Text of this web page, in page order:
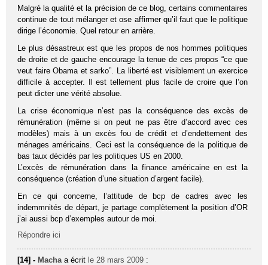
Malgré la qualité et la précision de ce blog, certains commentaires
continue de tout mélanger et ose affirmer qu’il faut que le politique
dirige l’économie. Quel retour en arrière.
Le plus désastreux est que les propos de nos hommes politiques
de droite et de gauche encourage la tenue de ces propos “ce que
veut faire Obama et sarko”. La liberté est visiblement un exercice
difficile à accepter. Il est tellement plus facile de croire que l’on
peut dicter une vérité absolue.
La crise économique n’est pas la conséquence des excès de
rémunération (même si on peut ne pas être d’accord avec ces
modèles) mais à un excès fou de crédit et d’endettement des
ménages américains. Ceci est la conséquence de la politique de
bas taux décidés par les politiques US en 2000.
L’excès de rémunération dans la finance américaine en est la
conséquence (création d’une situation d’argent facile).
En ce qui concerne, l’attitude de bcp de cadres avec les
indemmnités de départ, je partage complètement la position d’OR
j’ai aussi bcp d’exemples autour de moi.
Répondre ici
[14] - Macha a écrit le 28 mars 2009 :